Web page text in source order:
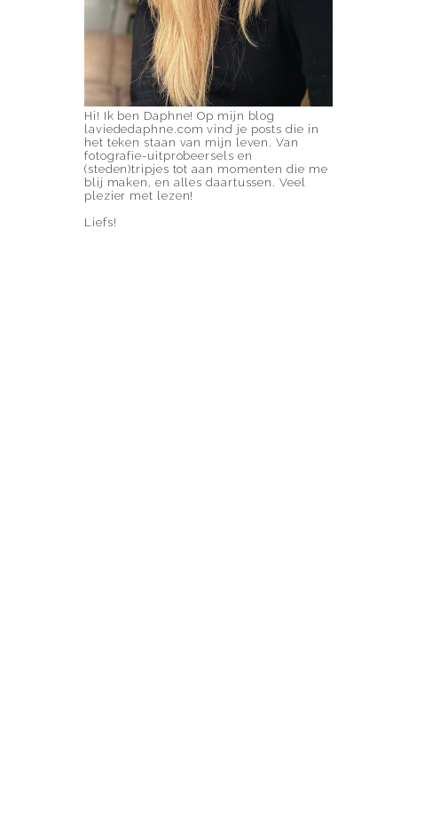
Hi! Ik ben Daphne! Op mijn blog
laviededaphne.com vind je posts die in
het teken staan van mijn leven. Van
fotografie-uitprobeersels en
(steden)tripjes tot aan momenten die me
blij maken, en alles daartussen. Veel
plezier met lezen!
Liefs!